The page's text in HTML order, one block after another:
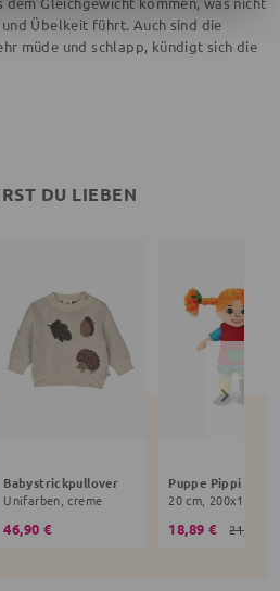
Übelkeit führt. Auch sind die
müde und schlapp, kündigt sich die
DU LIEBEN
Babystrickpullover
Unifarben, creme
46,90 € 18,89 € 21,90 €